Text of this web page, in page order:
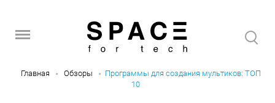
Главная Обзоры
Программы для создания мультиков: ТОП
10